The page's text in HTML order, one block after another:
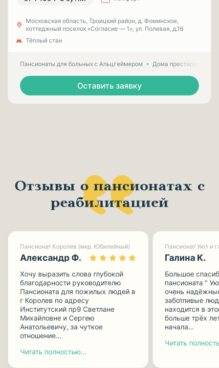
Московская область, Троицкий район, д. Фоминское,
коттеджный поселок «Согласие — 1», ул. Полевая, д.16
Тёплый стан
Пансионаты для больных с Альцгеймером Дома престарелых
Оставить заявку
Отзывы о пансионатах с
реабилитацией
Пансионат Королев (мкр. Юбилейный)
Александр Ф.
Хочу выразить слова глубокой
благодарности руководителю
Пансионата для пожилых людей в
г Королев по адресу
Институтский пр9 Светлане
Михайловне и Сергею
Анатольевичу, за чуткое
отношение…
Читать полностью...
Галина К.
Большое
пансионата "
очень
заботливые
находится в
больше трёх
начала…
Читать